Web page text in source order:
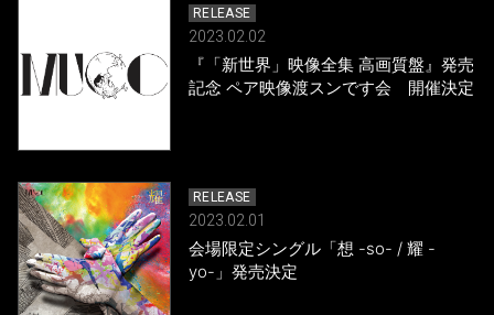
RELEASE
2023.02.02
『「新世界」映像全集 高画質盤』発売
記念 ペア映像渡スンです会 開催決定
RELEASE
2023.02.01
会場限定シングル「想 -so- / 耀 -
yo-」発売決定